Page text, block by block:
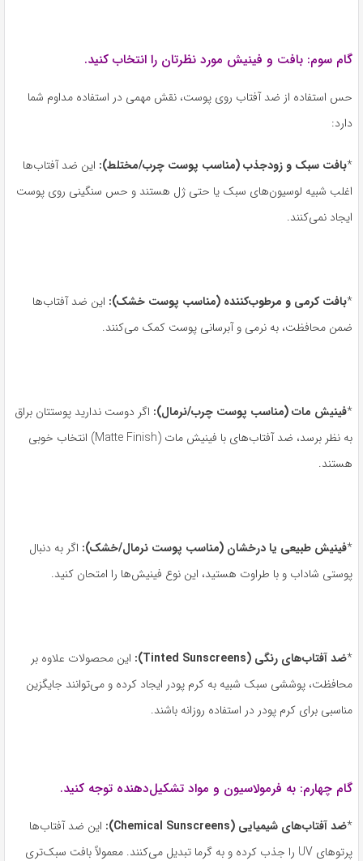
گام سوم: بافت و فینیش مورد نظرتان را انتخاب کنید.
حس استفاده از ضد آفتاب روی پوست، نقش مهمی در استفاده مداوم شما
دارد:
*بافت سبک و زودجذب(مناسب پوست چرب/مختلط): این ضد آفتاب‌ها
اغلب شبیه لوسیون‌های سبک یا حتی ژل هستند و حس سنگینی روی پوست
ایجاد نمی‌کنند.
*بافت کرمی و مرطوب‌کننده (مناسب پوست خشک): این ضد آفتاب‌ها
ضمن محافظت، به نرمی و آبرسانی پوست کمک می‌کنند.
*فینیش مات(مناسب پوست چرب/نرمال): اگر دوست ندارید پوستتان براق
به نظر برسد، ضد آفتاب‌های با فینیش مات (Matte Finish) انتخاب خوبی
هستند.
*فینیش طبیعی یا درخشان (مناسب پوست نرمال/خشک): اگر به دنبال
پوستی شاداب و با طراوت هستید، این نوع فینیش‌ها را امتحان کنید.
*ضد آفتاب‌های رنگی (Tinted Sunscreens):
این محصولات علاوه بر
محافظت، پوششی سبک شبیه به کرم پودر ایجاد کرده و می‌توانند جایگزین
مناسبی برای کرم پودر در استفاده روزانه باشند.
گام چهارم: به فرمولاسیون و مواد تشکیل‌دهنده توجه کنید.
*ضد آفتاب‌های شیمیایی (Chemical Sunscreens):
این ضد آفتاب‌ها
پرتوهای UV را جذب کرده و به گرما تبدیل می‌کنند. معمولاً بافت سبک‌تری